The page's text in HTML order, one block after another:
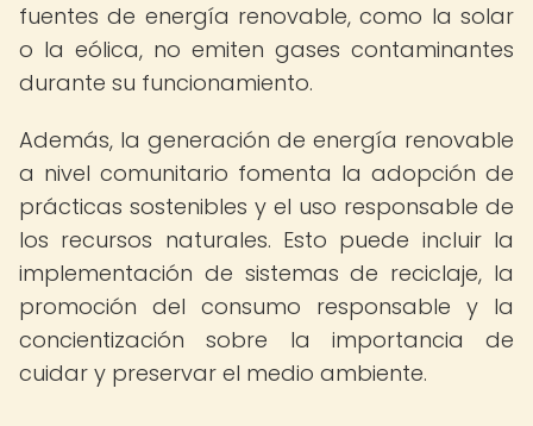
fuentes de energía renovable, como la solar
o la eólica, no emiten gases contaminantes
durante su funcionamiento.
Además, la generación de energía renovable
a nivel comunitario fomenta la adopción de
prácticas sostenibles y el uso responsable de
los recursos naturales. Esto puede incluir la
implementación de sistemas de reciclaje, la
promoción del consumo responsable y la
concientización sobre la importancia de
cuidar y preservar el medio ambiente.